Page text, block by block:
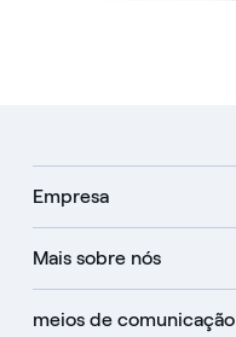
Empresa
Mais sobre nós
meios de comunicação